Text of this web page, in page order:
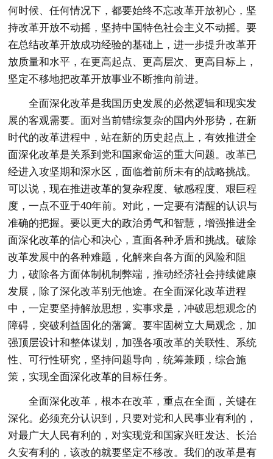
何时候、任何情况下，都要始终不忘改革开放初心，坚
持改革开放不动摇，坚持中国特色社会主义不动摇。要
在总结改革开放成功经验的基础上，进一步提升改革开
放质量和水平，在更高起点、更高层次、更高目标上，
坚定不移地把改革开放事业不断推向前进。
全面深化改革是我国历史发展的必然逻辑和现实发
展的客观需要。面对当前错综复杂的国内外形势，在新
时代的改革进程中，站在新的历史起点上，有效推进全
面深化改革是关系到党和国家命运的重大问题。改革已
经进入攻坚期和深水区，面临着前所未有的战略挑战。
可以说，现在推进改革的复杂程度、敏感程度、艰巨程
度，一点不亚于40年前。对此，一定要有清醒的认识与
准确的把握。要以更大的政治勇气和智慧，增强推进全
面深化改革的信心和决心，直面各种矛盾和挑战。破除
改革发展中的各种难题，化解来自各方面的风险和阻
力，破除各方面体制机制弊端，推动经济社会持续健康
发展，除了深化改革别无他途。在全面深化改革进程
中，一定要坚持解放思想，实事求是，冲破思想观念的
障碍，突破利益固化的藩篱。要牢固树立大局观念，加
强顶层设计和整体谋划，加强各项改革的关联性、系统
性、可行性研究，坚持问题导向，统筹兼顾，综合施
策，实现全面深化改革的目标任务。
全面深化改革，根本在改革，重点在全面，关键在
深化。必须充分认识到，只要对党和人民事业有利的，
对最广大人民有利的，对实现党和国家兴旺发达、长治
久安有利的，该改的就要坚定不移改。我们的改革是有